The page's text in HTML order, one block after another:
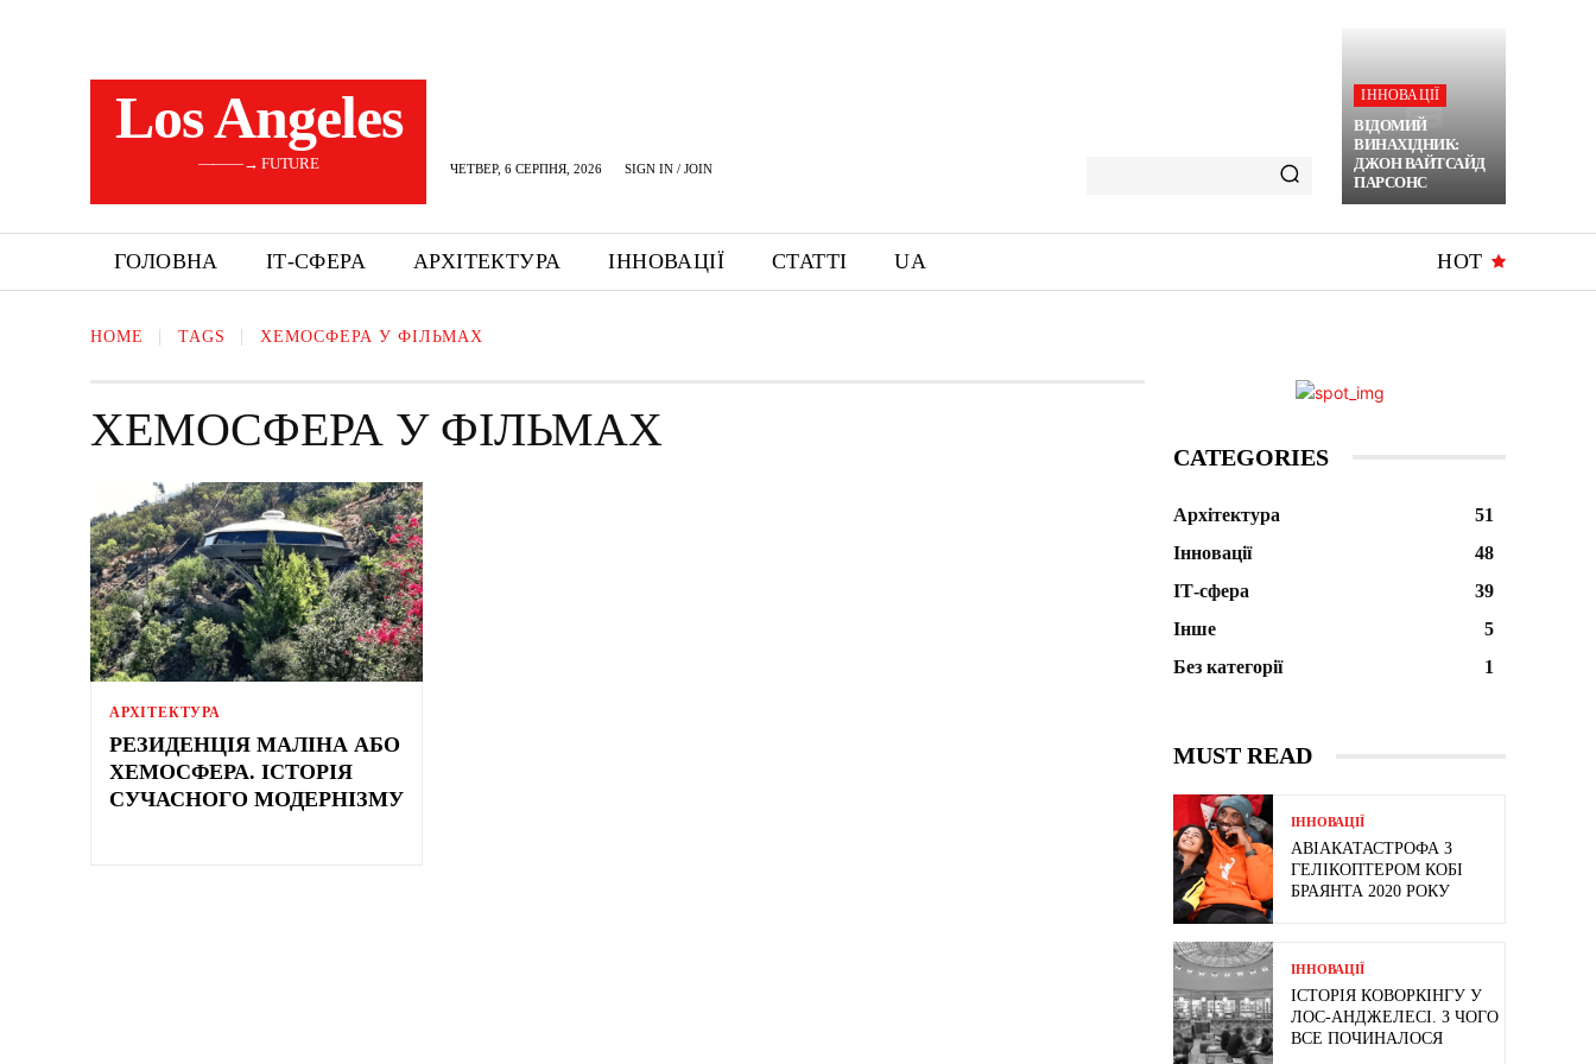
Los Angeles
———→ FUTURE ЧЕТВЕР, 6 СЕРПНЯ, 2026 SIGN IN / JOIN
ІННОВАЦІЇ
ВІДОМИЙ
ВИНАХІДНИК:
ДЖОН ВАЙТСАЙД
ПАРСОНС
ГОЛОВНА ІТ-СФЕРА АРХІТЕКТУРА ІННОВАЦІЇ СТАТТІ UA HOT
HOME TAGS ХЕМОСФЕРА У ФІЛЬМАХ
ХЕМОСФЕРА У ФІЛЬМАХ
АРХІТЕКТУРА
РЕЗИДЕНЦІЯ МАЛІНА АБО
ХЕМОСФЕРА. ІСТОРІЯ
СУЧАСНОГО МОДЕРНІЗМУ
CATEGORIES
Архітектура
51
Інновації
48
ІТ-сфера
39
Інше
5
Без категорії
1
MUST READ
ІННОВАЦІЇ
АВІАКАТАСТРОФА З
ГЕЛІКОПТЕРОМ КОБІ
БРАЯНТА 2020 РОКУ
ІННОВАЦІЇ
ІСТОРІЯ КОВОРКІНГУ У
ЛОС-АНДЖЕЛЕСІ. З ЧОГО
ВСЕ ПОЧИНАЛОСЯ